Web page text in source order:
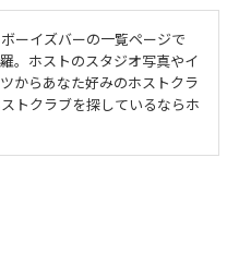
ーイズバーの一覧ページで
。ホストのスタジオ写真やイ
からあなた好みのホストクラ
トクラブを探しているならホ